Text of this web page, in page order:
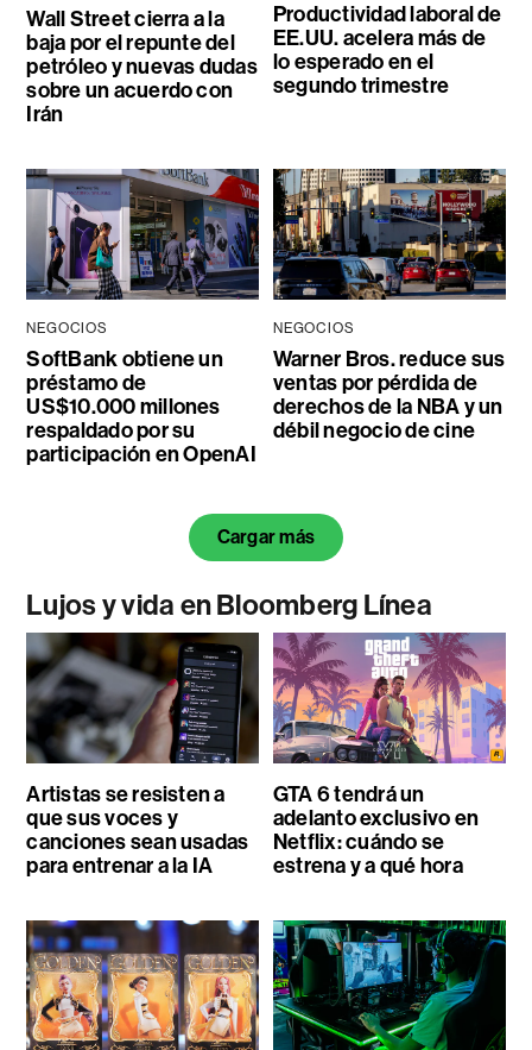
Wall Street cierra a la
baja por el repunte del
petróleo y nuevas dudas
sobre un acuerdo con
Irán
Productividad laboral de
EE.UU. acelera más de
lo esperado en el
segundo trimestre
NEGOCIOS
SoftBank obtiene un
préstamo de
US$10.000 millones
respaldado por su
participación en OpenAI
NEGOCIOS
Warner Bros. reduce sus
ventas por pérdida de
derechos de la NBA y un
débil negocio de cine
Cargar más
Lujos y vida en Bloomberg Línea
Artistas se resisten a
que sus voces y
canciones sean usadas
para entrenar a la IA
GTA 6 tendrá un
adelanto exclusivo en
Netflix: cuándo se
estrena y a qué hora